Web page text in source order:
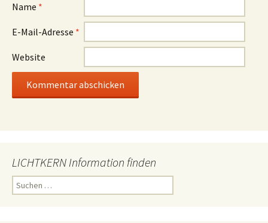
Name *
E-Mail-Adresse *
Website
LICHTKERN Information finden
Suchen
nach: